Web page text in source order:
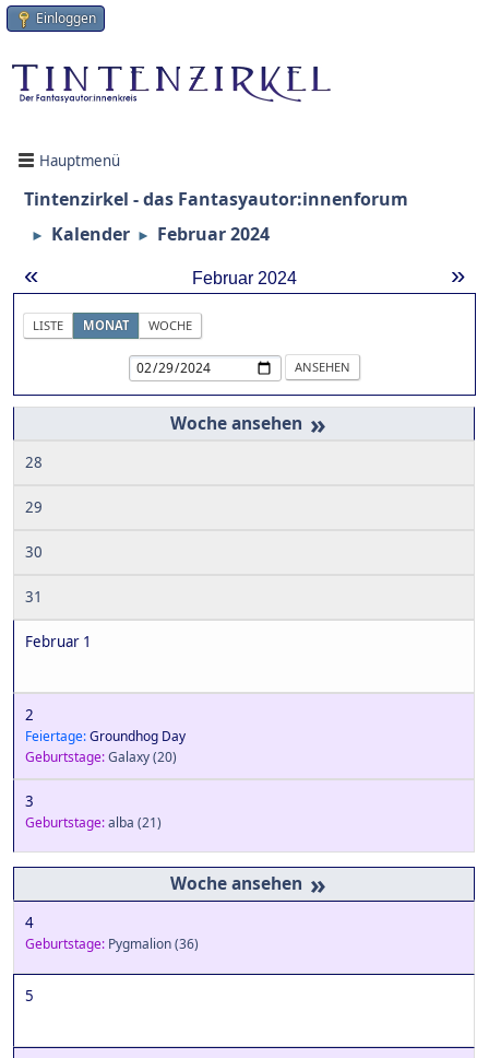
Einloggen
Hauptmenü
Tintenzirkel - das Fantasyautor:innenforum
► Kalender ► Februar 2024
« »
Februar 2024
LISTE MONAT WOCHE
»
28
29
30
31
Februar 1
2
Feiertage:Groundhog Day
Geburtstage:Galaxy(20)
3
Geburtstage:alba (21)
»
4
Geburtstage: Pygmalion(36)
5